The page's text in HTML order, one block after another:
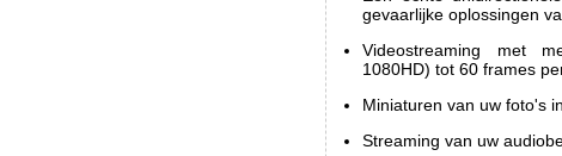
gevaarlijke oplossingen
Videostreaming met
1080HD) tot 60 frames
Miniaturen van uw foto's
Streaming van uw